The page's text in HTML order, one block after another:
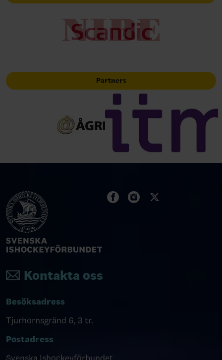
Partners
Kontakta oss
Besöksadress
Tjurhornsgränd 6, 3 tr.
Postadress